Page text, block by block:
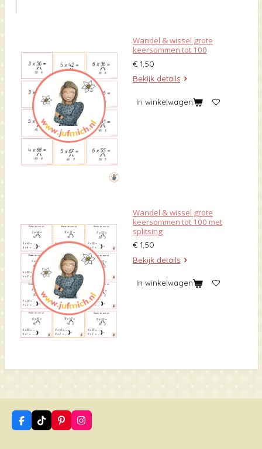
Wandel & wissel grote
keersommen tot 100
€ 1,50
Bekijk details
In winkelwagen
Wandel & wissel grote
keersommen tot 100 met
splitsing
€ 1,50
Bekijk details
In winkelwagen
F
a
T
i
P
i
I
n